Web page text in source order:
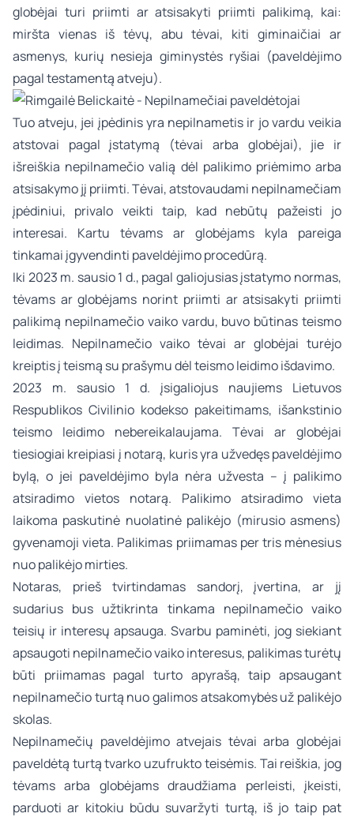
globėjai turi priimti ar atsisakyti priimti palikimą, kai:
miršta vienas iš tėvų, abu tėvai, kiti giminaičiai ar
asmenys, kurių nesieja giminystės ryšiai (paveldėjimo
pagal testamentą atveju).
Tuo atveju, jei įpėdinis yra nepilnametis ir jo vardu veikia
atstovai pagal įstatymą (tėvai arba globėjai), jie ir
išreiškia nepilnamečio valią dėl palikimo priėmimo arba
atsisakymo jį priimti. Tėvai, atstovaudami nepilnamečiam
įpėdiniui, privalo veikti taip, kad nebūtų pažeisti jo
interesai. Kartu tėvams ar globėjams kyla pareiga
tinkamai įgyvendinti paveldėjimo procedūrą.
Iki 2023 m. sausio 1 d., pagal galiojusias įstatymo normas,
tėvams ar globėjams norint priimti ar atsisakyti priimti
palikimą nepilnamečio vaiko vardu, buvo būtinas teismo
leidimas. Nepilnamečio vaiko tėvai ar globėjai turėjo
kreiptis į teismą su prašymu dėl teismo leidimo išdavimo.
2023 m. sausio 1 d. įsigaliojus naujiems Lietuvos
Respublikos Civilinio kodekso pakeitimams, išankstinio
teismo leidimo nebereikalaujama. Tėvai ar globėjai
tiesiogiai kreipiasi į notarą, kuris yra užvedęs paveldėjimo
bylą, o jei paveldėjimo byla nėra užvesta – į palikimo
atsiradimo vietos notarą. Palikimo atsiradimo vieta
laikoma paskutinė nuolatinė palikėjo (mirusio asmens)
gyvenamoji vieta. Palikimas priimamas per tris mėnesius
nuo palikėjo mirties.
Notaras, prieš tvirtindamas sandorį, įvertina, ar jį
sudarius bus užtikrinta tinkama nepilnamečio vaiko
teisių ir interesų apsauga. Svarbu paminėti, jog siekiant
apsaugoti nepilnamečio vaiko interesus, palikimas turėtų
būti priimamas pagal turto apyrašą, taip apsaugant
nepilnamečio turtą nuo galimos atsakomybės už palikėjo
skolas.
Nepilnamečių paveldėjimo atvejais tėvai arba globėjai
paveldėtą turtą tvarko uzufrukto teisėmis. Tai reiškia, jog
tėvams arba globėjams draudžiama perleisti, įkeisti,
parduoti ar kitokiu būdu suvaržyti turtą, iš jo taip pat